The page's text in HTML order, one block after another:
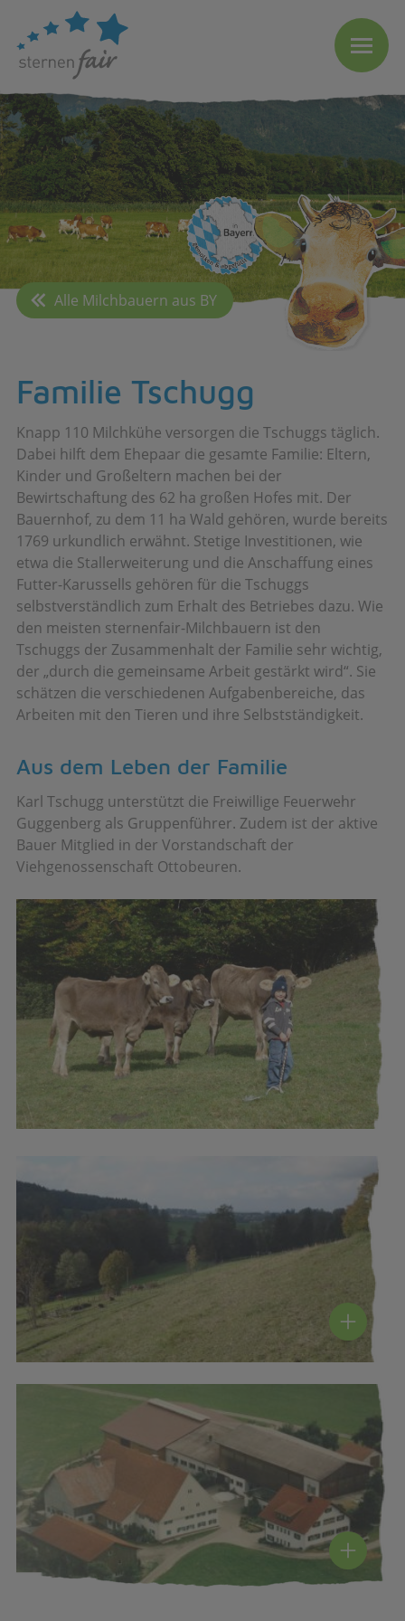
Alle Milchbauern aus BY
Familie Tschugg
Knapp 110 Milchkühe versorgen die Tschuggs täglich.
Dabei hilft dem Ehepaar die gesamte Familie: Eltern,
Kinder und Großeltern machen bei der
Bewirtschaftung des 62 ha großen Hofes mit. Der
Bauernhof, zu dem 11 ha Wald gehören, wurde bereits
1769 urkundlich erwähnt. Stetige Investitionen, wie
etwa die Stallerweiterung und die Anschaffung eines
Futter-Karussells gehören für die Tschuggs
selbstverständlich zum Erhalt des Betriebes dazu. Wie
den meisten sternenfair-Milchbauern ist den
Tschuggs der Zusammenhalt der Familie sehr wichtig,
der „durch die gemeinsame Arbeit gestärkt wird“. Sie
schätzen die verschiedenen Aufgabenbereiche, das
Arbeiten mit den Tieren und ihre Selbstständigkeit.
Aus dem Leben der Familie
Karl Tschugg unterstützt die Freiwillige Feuerwehr
Guggenberg als Gruppenführer. Zudem ist der aktive
Bauer Mitglied in der Vorstandschaft der
Viehgenossenschaft Ottobeuren.